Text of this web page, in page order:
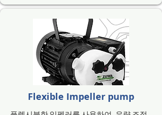
Flexible Impeller pump